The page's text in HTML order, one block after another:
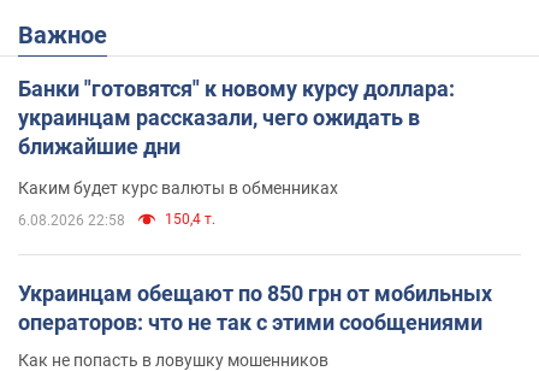
Важное
Банки "готовятся" к новому курсу доллара:
украинцам рассказали, чего ожидать в
ближайшие дни
Каким будет курс валюты в обменниках
6.08.2026 22:58 150,4 т.
Украинцам обещают по 850 грн от мобильных
операторов: что не так с этими сообщениями
Как не попасть в ловушку мошенников